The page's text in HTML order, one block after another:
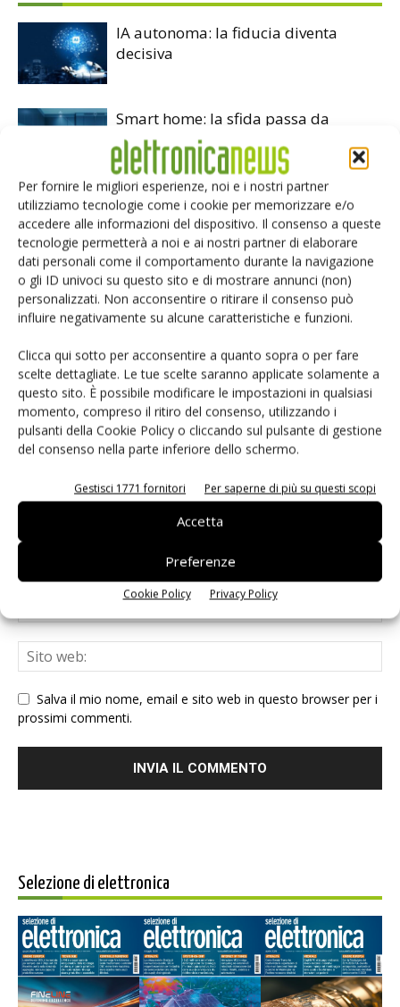
Per fornire le migliori esperienze, noi e i nostri partner
utilizziamo tecnologie come i cookie per memorizzare e/o
accedere alle informazioni del dispositivo. Il consenso a queste
tecnologie permetterà a noi e ai nostri partner di elaborare
dati personali come il comportamento durante la navigazione
o gli ID univoci su questo sito e di mostrare annunci (non)
personalizzati. Non acconsentire o ritirare il consenso può
influire negativamente su alcune caratteristiche e funzioni.
Clicca qui sotto per acconsentire a quanto sopra o per fare
scelte dettagliate. Le tue scelte saranno applicate solamente a
questo sito. È possibile modificare le impostazioni in qualsiasi
momento, compreso il ritiro del consenso, utilizzando i
pulsanti della Cookie Policy o cliccando sul pulsante di gestione
del consenso nella parte inferiore dello schermo.
Gestisci 1771 fornitori Per saperne di più su questi scopi
Accetta
Preferenze
Cookie Policy Privacy Policy
IA autonoma: la fiducia diventa
decisiva
Smart home: la sfida passa da
sicurezza e interoperabilità
Siemens e NVIDIA insieme sull’IA
agentica per l’EDA
LASCIA UN COMMENTO
Salva il mio nome, email e sito web in questo browser per i
prossimi commenti.
Selezione di elettronica